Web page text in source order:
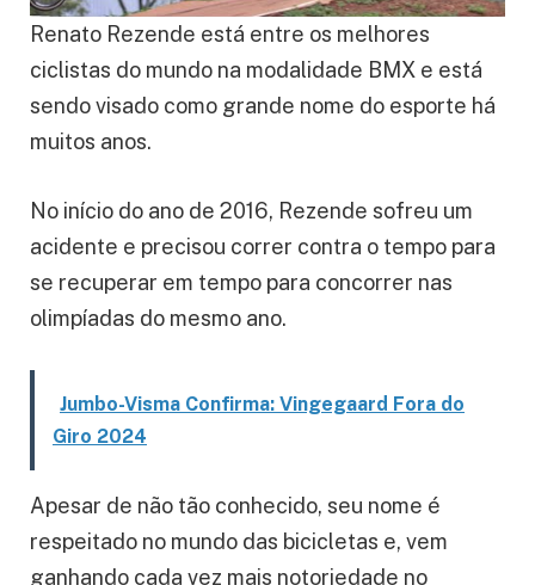
Renato Rezende está entre os melhores
ciclistas do mundo na modalidade BMX e está
sendo visado como grande nome do esporte há
muitos anos.
No início do ano de 2016, Rezende sofreu um
acidente e precisou correr contra o tempo para
se recuperar em tempo para concorrer nas
olimpíadas do mesmo ano.
Jumbo-Visma Confirma: Vingegaard Fora do
Giro 2024
Apesar de não tão conhecido, seu nome é
respeitado no mundo das bicicletas e, vem
ganhando cada vez mais notoriedade no